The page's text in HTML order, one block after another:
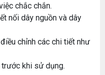
chắc chắn.
nối dây nguồn và dây
chỉnh các chi tiết như
khi sử dụng.